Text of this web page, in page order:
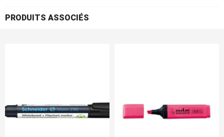
PRODUITS ASSOCIÉS